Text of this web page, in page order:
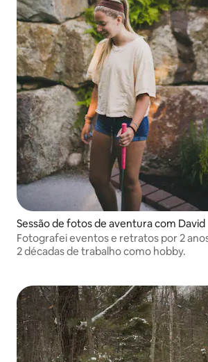
Sessão de fotos de aventura com David
Fotografei eventos e retratos por 2
2 décadas de trabalho como hobby.